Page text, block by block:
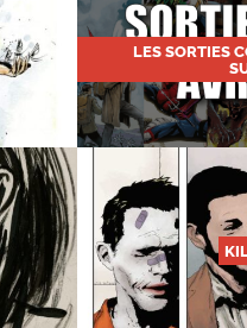
LES SORTIES